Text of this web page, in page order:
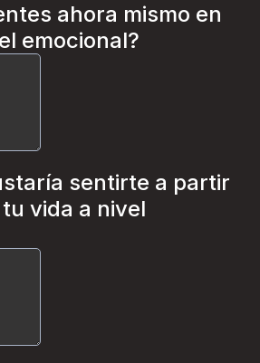
ahora mismo en
emocional?
sentirte a partir
vida a nivel